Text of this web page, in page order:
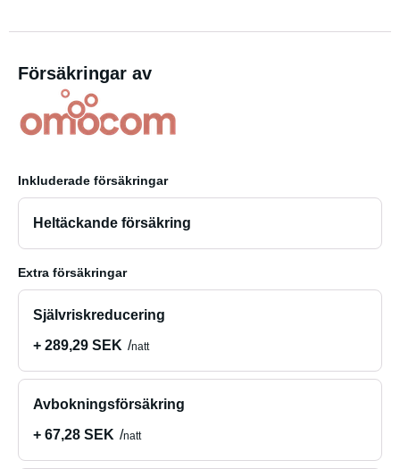
Försäkringar av
Inkluderade försäkringar
Heltäckande försäkring
Extra försäkringar
Självriskreducering
+ 289,29 SEK
natt
Avbokningsförsäkring
+ 67,28 SEK
natt